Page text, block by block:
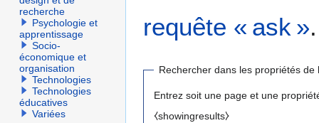
requête « ask ».
Rechercher dans les propriétés de
Entrez soit une page et une
⧼showingresults⧽
recherche
Psychologie et
apprentissage
Socio-
économique et
organisation
Technologies
Technologies
éducatives
Variées